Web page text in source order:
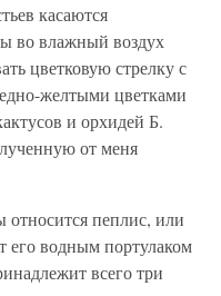
касаются
во влажный воздух
цветковую стрелку с
желтыми цветками
и орхидей Б.
от меня
пеплис, или
его водным портулаком
всего три